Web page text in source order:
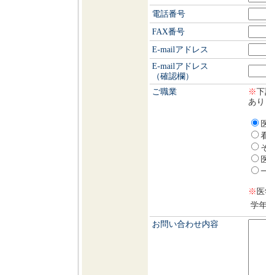
電話番号
FAX番号
E-mailアドレス
E-mailアドレス
（確認欄）
ご職業
※
あ
※
学
お問い合わせ内容